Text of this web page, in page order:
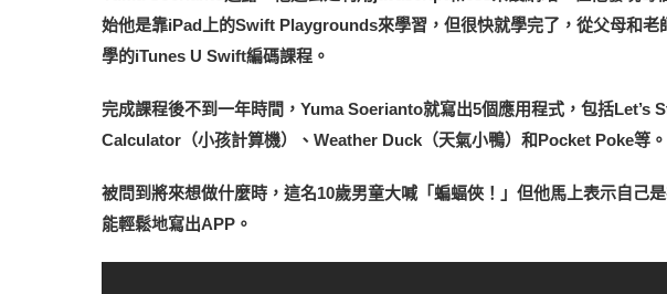
始他是靠iPad上的Swift Playgrounds來學習，但很快就學完了，從父母和老
學的iTunes U Swift編碼課程。
完成課程後不到一年時間，Yuma Soerianto就寫出5個應用程式，包括
Calculator（小孩計算機）、Weather Duck（天氣小鴨）和Pocket Poke等。
被問到將來想做什麼時，這名10歲男童大喊「蝙蝠俠！」但他馬上表示自己
能輕鬆地寫出APP。